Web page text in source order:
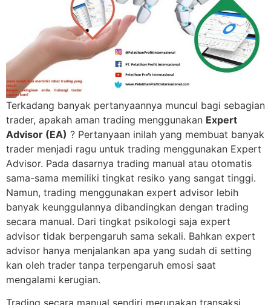
Terkadang banyak pertanyaannya muncul bagi sebagian
trader, apakah aman trading menggunakan Expert
Advisor (EA) ? Pertanyaan inilah yang membuat banyak
trader menjadi ragu untuk trading menggunakan Expert
Advisor. Pada dasarnya trading manual atau otomatis
sama-sama memiliki tingkat resiko yang sangat tinggi.
Namun, trading menggunakan expert advisor lebih
banyak keunggulannya dibandingkan dengan trading
secara manual. Dari tingkat psikologi saja expert
advisor tidak berpengaruh sama sekali. Bahkan expert
advisor hanya menjalankan apa yang sudah di setting
kan oleh trader tanpa terpengaruh emosi saat
mengalami kerugian.